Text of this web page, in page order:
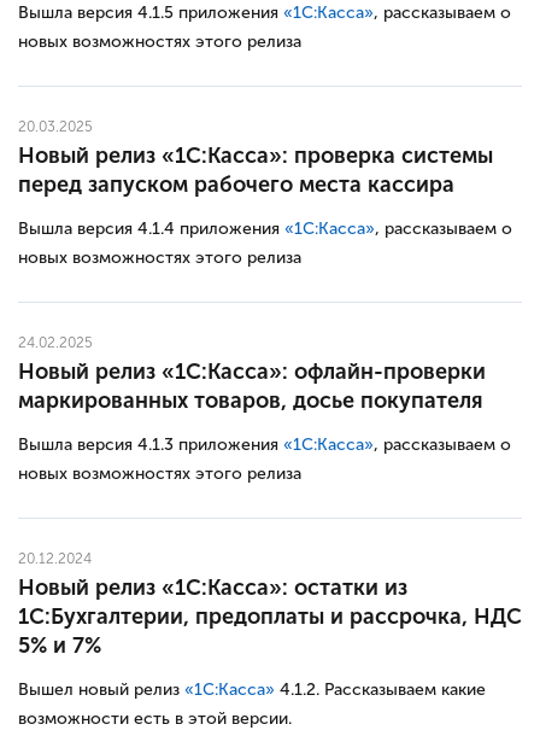
Вышла версия 4.1.5 приложения «1С:Касса», рассказываем о
новых возможностях этого релиза
20.03.2025
Новый релиз «1С:Касса»: проверка системы
перед запуском рабочего места кассира
Вышла версия 4.1.4 приложения «1С:Касса», рассказываем о
новых возможностях этого релиза
24.02.2025
Новый релиз «1С:Касса»: офлайн-проверки
маркированных товаров, досье покупателя
Вышла версия 4.1.3 приложения «1С:Касса», рассказываем о
новых возможностях этого релиза
20.12.2024
Новый релиз «1С:Касса»: остатки из
1С:Бухгалтерии, предоплаты и рассрочка, НДС
5% и 7%
Вышел новый релиз «1С:Касса» 4.1.2. Рассказываем какие
возможности есть в этой версии.